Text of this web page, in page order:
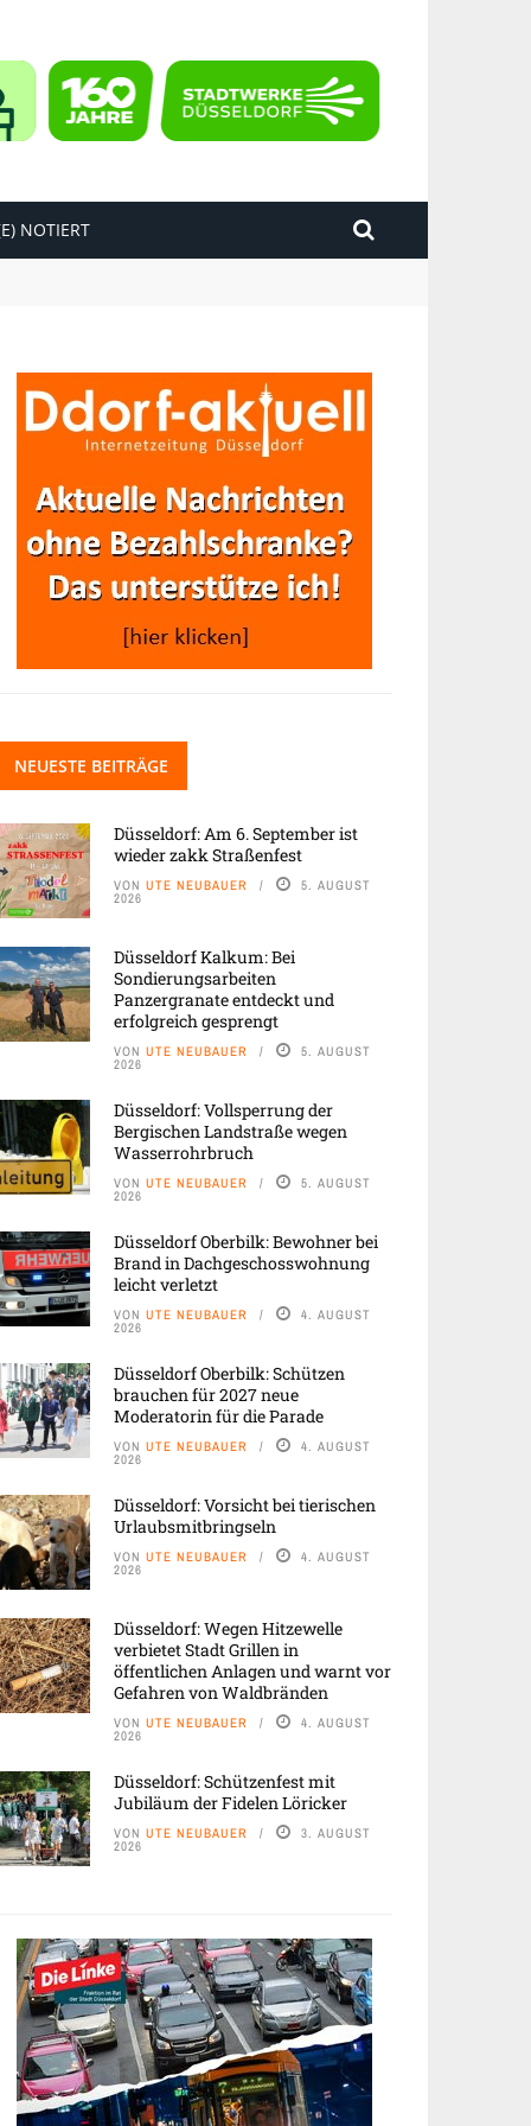
NOTIERT
NEUESTE BEITRÄGE
Düsseldorf: Am 6. September ist
wieder zakk Straßenfest
VON UTE NEUBAUER 5. AUGUST
2026
Düsseldorf Kalkum: Bei
Sondierungsarbeiten
Panzergranate entdeckt und
erfolgreich gesprengt
VON UTE NEUBAUER 5. AUGUST
2026
Düsseldorf: Vollsperrung der
Bergischen Landstraße wegen
Wasserrohrbruch
VON UTE NEUBAUER 5. AUGUST
2026
Düsseldorf Oberbilk: Bewohner bei
Brand in Dachgeschosswohnung
leicht verletzt
VON UTE NEUBAUER 4. AUGUST
2026
Düsseldorf Oberbilk: Schützen
brauchen für 2027 neue
Moderatorin für die Parade
VON UTE NEUBAUER 4. AUGUST
2026
Düsseldorf: Vorsicht bei tierischen
Urlaubsmitbringseln
VON UTE NEUBAUER 4. AUGUST
2026
Düsseldorf: Wegen Hitzewelle
verbietet Stadt Grillen in
öffentlichen Anlagen und warnt vor
Gefahren von Waldbränden
VON UTE NEUBAUER 4. AUGUST
2026
Düsseldorf: Schützenfest mit
Jubiläum der Fidelen Löricker
VON UTE NEUBAUER 3. AUGUST
2026